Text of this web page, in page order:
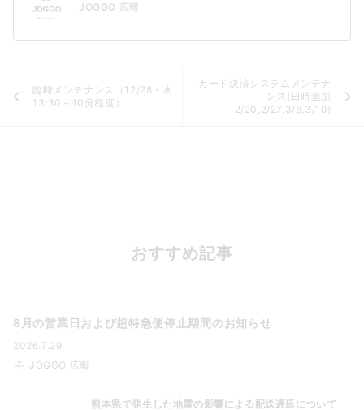
JOGGO 広報
臨時メンテナンス（12/28・水
13:30～10分程度）
カード決済システムメンテナ
ンス(日時追加
2/20,2/27,3/6,3/10)
おすすめ記事
8月の営業日および超特急便停止期間のお知らせ
2026.7.29
JOGGO 広報
熊本県で発生した地震の影響による配送遅延について